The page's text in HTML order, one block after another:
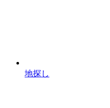
地探し